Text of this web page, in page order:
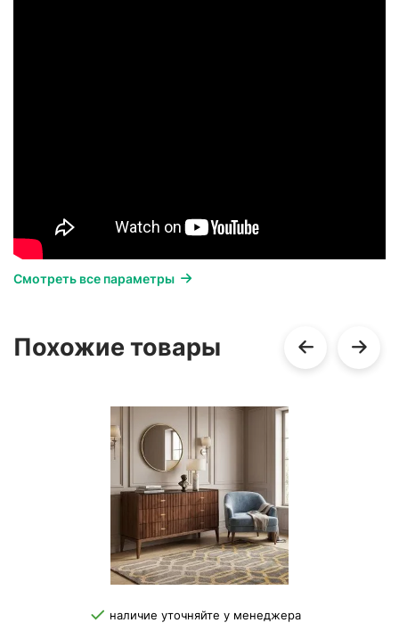
Смотреть все параметры
Похожие товары
наличие уточняйте у менеджера